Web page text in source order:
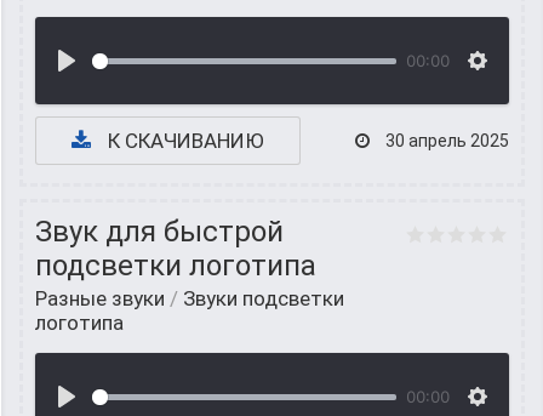
00:00
К СКАЧИВАНИЮ 30 апрель 2025
Звук для быстрой
подсветки логотипа
Разные звуки / Звуки подсветки
логотипа
00:00